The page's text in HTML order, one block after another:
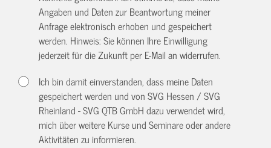
Angaben und Daten zur Beantwortung meiner
Anfrage elektronisch erhoben und gespeichert
werden. Hinweis: Sie können Ihre Einwilligung
jederzeit für die Zukunft per E-Mail anwiderrufen.
Ich bin damit einverstanden, dass meine Daten
gespeichert werden und von SVG Hessen / SVG
Rheinland - SVG QTB GmbH dazu verwendet wird,
mich über weitere Kurse und Seminare oder andere
Aktivitäten zu informieren.